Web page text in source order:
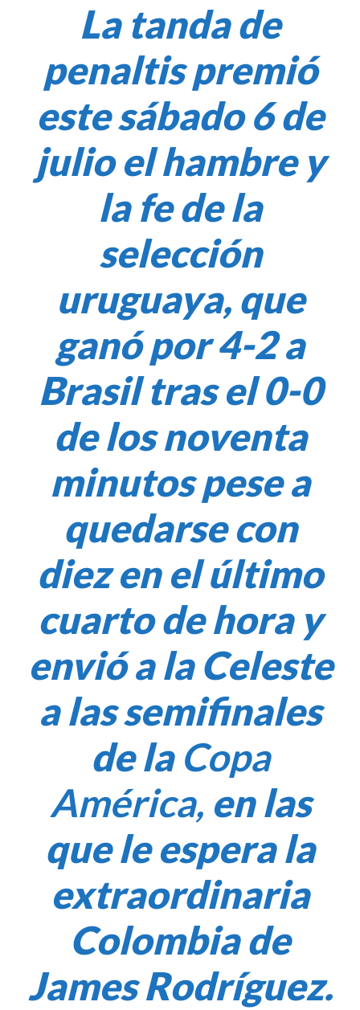
La tanda de
penaltis premió
este sábado 6 de
julio el hambre y
la fe de la
selección
uruguaya, que
ganó por 4-2 a
Brasil tras el 0-0
de los noventa
minutos pese a
quedarse con
diez en el último
cuarto de hora y
envió a la Celeste
a las semifinales
de la Copa
América, en las
que le espera la
extraordinaria
Colombia de
James Rodríguez.